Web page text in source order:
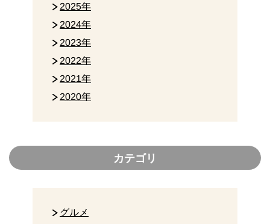
2025年
2024年
2023年
2022年
2021年
2020年
カテゴリ
グルメ